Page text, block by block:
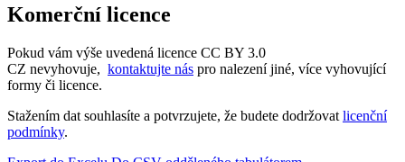
Komerční licence
Pokud vám výše uvedená licence CC BY 3.0
CZ nevyhovuje, kontaktujte nás pro nalezení jiné, více vyhovující
formy či licence.
Stažením dat souhlasíte a potvrzujete, že budete dodržovat licenční
podmínky.